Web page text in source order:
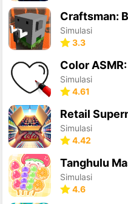
Simulasi
3.3
Simulasi
4.61
Simulasi
4.42
Simulasi
4.6